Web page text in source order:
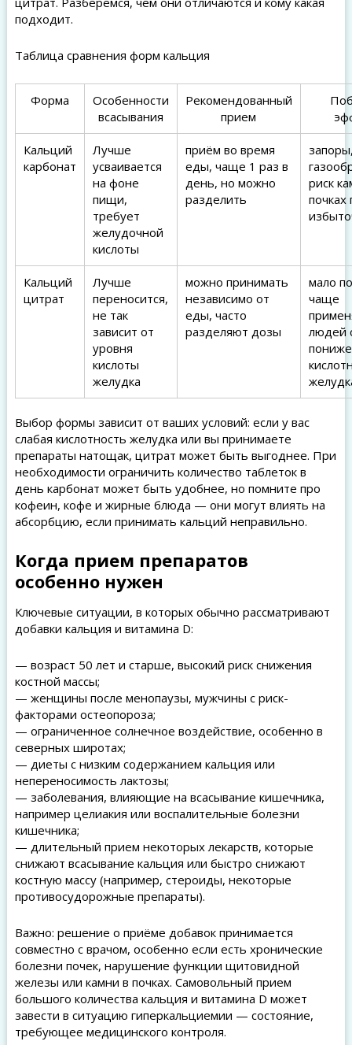
подходит.
Таблица сравнения форм кальция
Форма
Особенности
всасывания
Рекомендованный
прием
Кальций
карбонат
Лучше
усваивается
на фоне
пищи,
требует
желудочной
кислоты
приём во время
еды, чаще 1 раз в
день, но можно
разделить
риск
почках
Кальций
цитрат
Лучше
переносится,
не так
зависит от
уровня
кислоты
желудка
можно принимать
независимо от
еды, часто
разделяют дозы
мало
чаще
людей
Выбор формы зависит от ваших условий: если у вас
слабая кислотность желудка или вы принимаете
препараты натощак, цитрат может быть выгоднее. При
необходимости ограничить количество таблеток в
день карбонат может быть удобнее, но помните про
кофеин, кофе и жирные блюда — они могут влиять на
абсорбцию, если принимать кальций неправильно.
Когда прием препаратов
особенно нужен
Ключевые ситуации, в которых обычно рассматривают
добавки кальция и витамина D:
— возраст 50 лет и старше, высокий риск снижения
костной массы;
— женщины после менопаузы, мужчины с риск-
факторами остеопороза;
— ограниченное солнечное воздействие, особенно в
северных широтах;
— диеты с низким содержанием кальция или
непереносимость лактозы;
— заболевания, влияющие на всасывание кишечника,
например целиакия или воспалительные болезни
кишечника;
— длительный прием некоторых лекарств, которые
снижают всасывание кальция или быстро снижают
костную массу (например, стероиды, некоторые
противосудорожные препараты).
Важно: решение о приёме добавок принимается
совместно с врачом, особенно если есть хронические
болезни почек, нарушение функции щитовидной
железы или камни в почках. Самовольный прием
большого количества кальция и витамина D может
завести в ситуацию гиперкальциемии — состояние,
требующее медицинского контроля.